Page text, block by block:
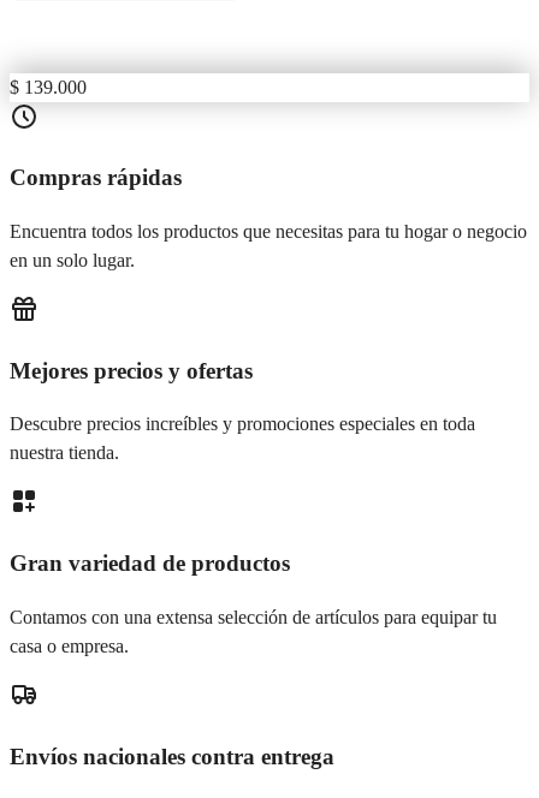
$ 139.000
Compras rápidas
Encuentra todos los productos que necesitas para tu hogar o negocio
en un solo lugar.
Mejores precios y ofertas
Descubre precios increíbles y promociones especiales en toda
nuestra tienda.
Gran variedad de productos
Contamos con una extensa selección de artículos para equipar tu
casa o empresa.
Envíos nacionales contra entrega